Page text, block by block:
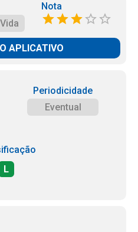
Nota
APLICATIVO
Periodicidade
Eventual
L